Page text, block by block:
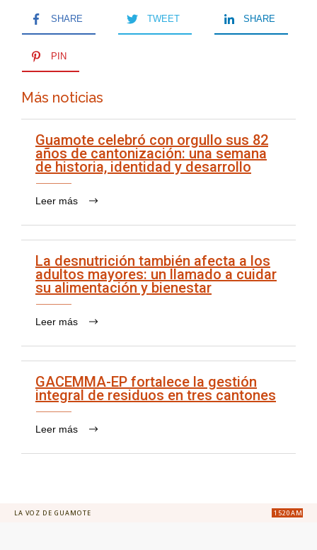
SHARE TWEET SHARE
PIN
Más noticias
Guamote celebró con orgullo sus 82
años de cantonización: una semana
de historia, identidad y desarrollo
Leer más
La desnutrición también afecta a los
adultos mayores: un llamado a cuidar
su alimentación y bienestar
Leer más
GACEMMA-EP fortalece la gestión
integral de residuos en tres cantones
Leer más
LA VOZ DE GUAMOTE 1520AM